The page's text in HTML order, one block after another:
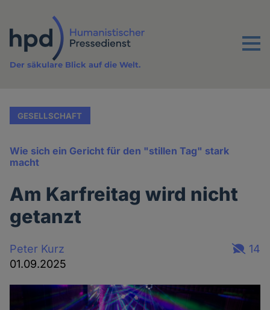
Inhalt
Menu
Der säkulare Blick auf die Welt.
GESELLSCHAFT
Wie sich ein Gericht für den "stillen Tag" stark
macht
Am Karfreitag wird nicht
getanzt
Peter Kurz
01.09.2025
14